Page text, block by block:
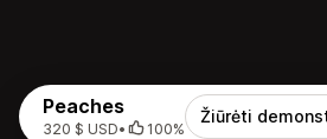
Peaches
320 $ USD• 100%
Žiūrėti